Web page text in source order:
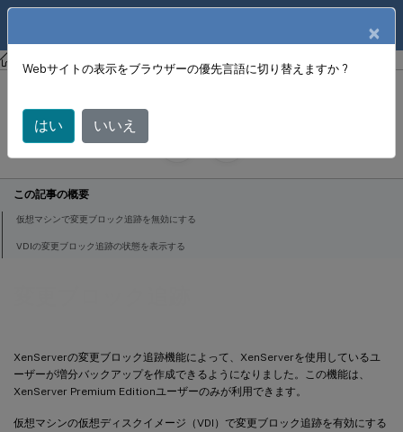
XenCenter XenCenter
XenServerの変更ブロック追跡機能によって、XenServerを使用しているユ
ーザーが増分バックアップを作成できるようになりました。この機能は、
XenServer Premium Editionユーザーのみが利用できます。
仮想マシンの仮想ディスクイメージ（VDI）で変更ブロック追跡を有効にする
変更ブロック追跡
June 18, 2024
X
この記事の概要
仮想マシンで変更ブロック追跡を無効にする
VDIの変更ブロック追跡の状態を表示する
×
Webサイトの表示をブラウザーの優先言語に切り替えますか ?
はい いいえ